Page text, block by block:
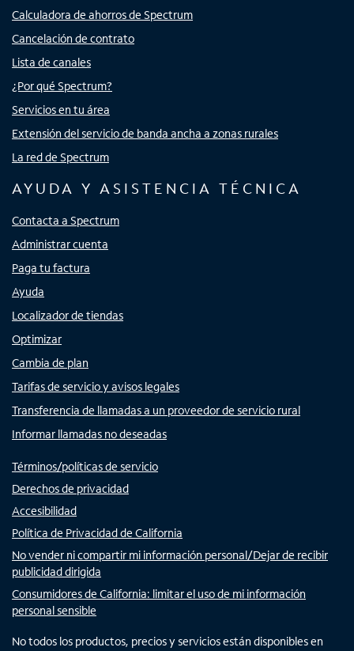
Calculadora de ahorros de Spectrum
Cancelación de contrato
Lista de canales
¿Por qué Spectrum?
Servicios en tu área
Extensión del servicio de banda ancha a zonas rurales
La red de Spectrum
AYUDA Y ASISTENCIA TÉCNICA
Contacta a Spectrum
Administrar cuenta
Paga tu factura
Ayuda
Localizador de tiendas
Optimizar
Cambia de plan
Tarifas de servicio y avisos legales
Transferencia de llamadas a un proveedor de servicio rural
Informar llamadas no deseadas
Términos/políticas de servicio
Derechos de privacidad
Accesibilidad
Política de Privacidad de California
No vender ni compartir mi información personal/Dejar de recibir
publicidad dirigida
Consumidores de California: limitar el uso de mi información
personal sensible
No todos los productos, precios y servicios están disponibles en